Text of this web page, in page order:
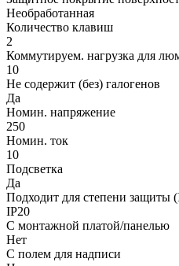
Необработанная
Количество клавиш
2
Коммутируем. нагрузка для
10
Не содержит (без) галогенов
Да
Номин. напряжение
250
Номин. ток
10
Подсветка
Да
Подходит для степени защиты
IP20
С монтажной платой/панелью
Нет
С полем для надписи